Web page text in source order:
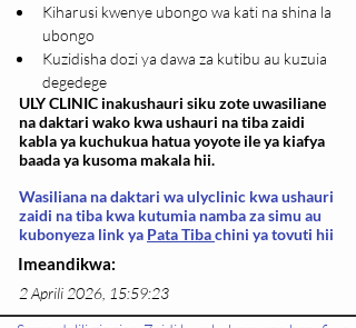
Kiharusi kwenye ubongo wa kati na shina la
ubongo
Kuzidisha dozi ya dawa za kutibu au kuzuia
degedege
ULY CLINIC inakushauri siku zote uwasiliane
na daktari wako kwa ushauri na tiba zaidi
kabla ya kuchukua hatua yoyote ile ya kiafya
baada ya kusoma makala hii.
Wasiliana na daktari wa ulyclinic kwa ushauri
zaidi na tiba kwa kutumia namba za simu au
kubonyeza link ya Pata Tibachini ya tovuti hii
Imeandikwa:
2 Aprili 2026, 15:59:23